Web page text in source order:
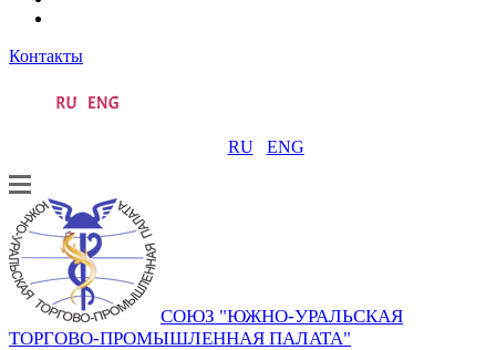
Контакты
RU ENG
СОЮЗ "ЮЖНО-УРАЛЬСКАЯ
ТОРГОВО-ПРОМЫШЛЕННАЯ ПАЛАТА"